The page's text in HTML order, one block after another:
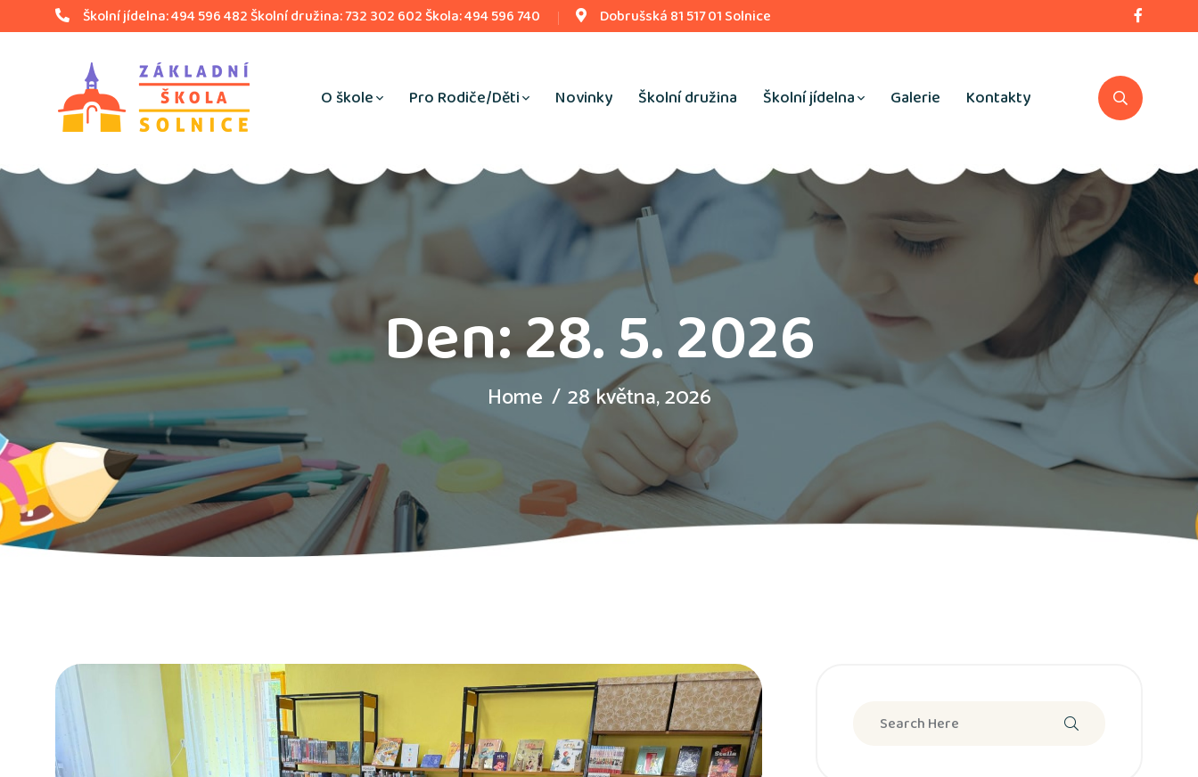
Školní jídelna: 494 596 482 Školní družina: 732 302 602 Škola: 494 596 740 Dobrušská 81 517 01 Solnice
O škole Pro Rodiče/Děti Novinky Školní družina Školní jídelna Galerie Kontakty
Den:28. 5. 2026
Home 28 května, 2026